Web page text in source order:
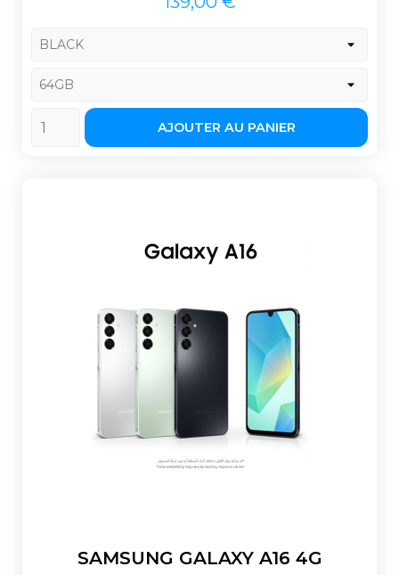
AJOUTER AU PANIER
SAMSUNG GALAXY A16 4G